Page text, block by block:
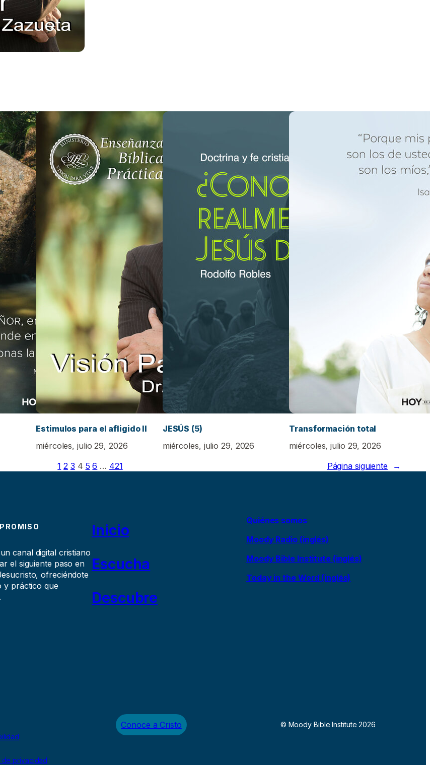
Estimulos para el afligido II
miércoles, julio 29, 2026
JESÚS (5)
miércoles, julio 29, 2026
Transformación total
miércoles, julio 29, 2026
1 2 3 4 5 6 … 421 Página siguiente →
canal digital cristiano
el siguiente paso en
ofreciéndote
y práctico que
Inicio
Escucha
Descubre
Quiénes somos
Moody Radio (inglés)
Moody Bible Institute (inglés)
Today in the Word (inglés)
de privacidad
Conoce a Cristo © Moody Bible Institute 2026